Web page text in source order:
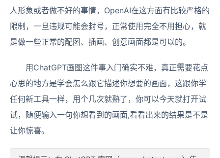
人形象或者做不好的事情，OpenAI在这方面有比较严格的
限制，一旦违规可能会封号，正常使用完全不用担心，就
是做一些正常的配图、插画、创意画面都是可以的。
用ChatGPT画图这件事入门确实不难，真正需要花点
心思的地方是学会怎么跟它描述你想要的画面，这跟你学
任何新工具一样，用个几次就熟了，你可以今天就打开试
试，随便输入一句你想看到的画面,看看出来的结果是不是
让你惊喜。